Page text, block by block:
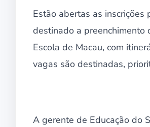
Estão abertas as
destinado a preenchimento
Escola de Macau, com
vagas são destinadas,
A gerente de Educação do